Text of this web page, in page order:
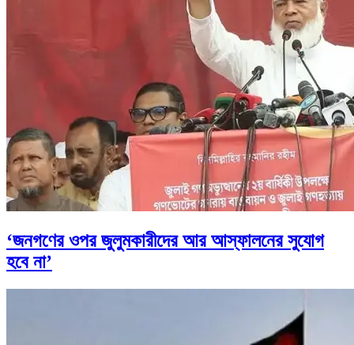
‘জনগণের ওপর জুলুমকারীদের আর আস্ফালনের সুযোগ
হবে না’